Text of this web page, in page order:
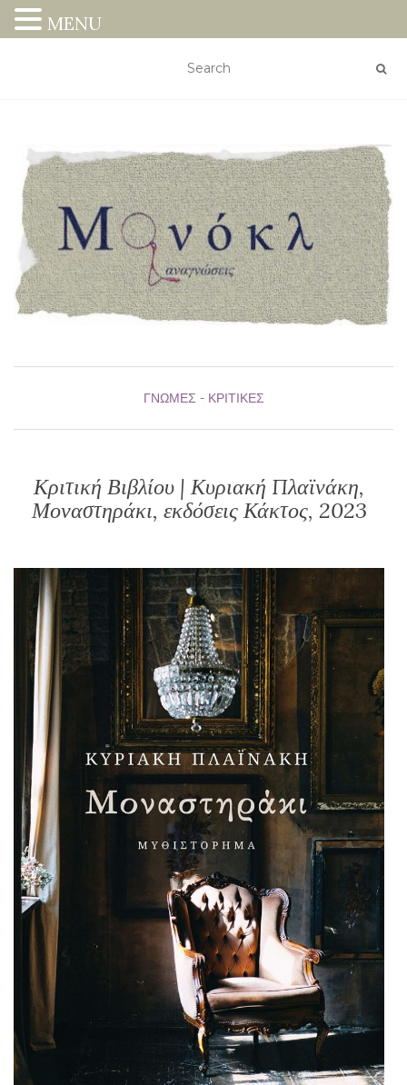
ΓΝΏΜΕΣ - ΚΡΙΤΙΚΈΣ
Κριτική Βιβλίου | Κυριακή Πλαϊνάκη,
Μοναστηράκι, εκδόσεις Κάκτος, 2023
MENU